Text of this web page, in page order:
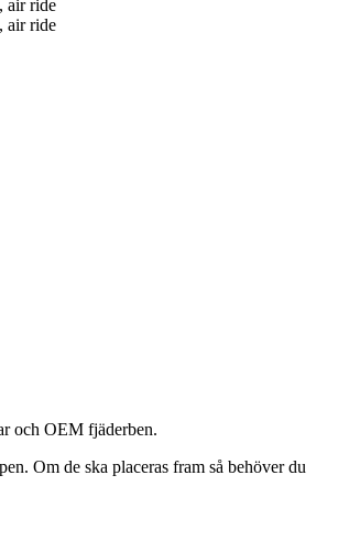
och OEM fjäderben.
Om de ska placeras fram så behöver du